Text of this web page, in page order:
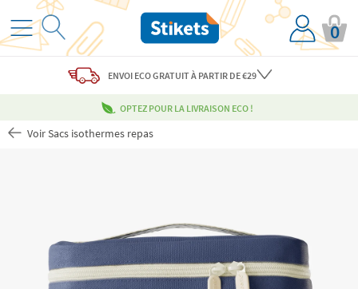
0
ENVOI ECOGRATUITÀ PARTIR DE €29
OPTEZ POUR LA LIVRAISON ECO !
Voir Sacs isothermes repas